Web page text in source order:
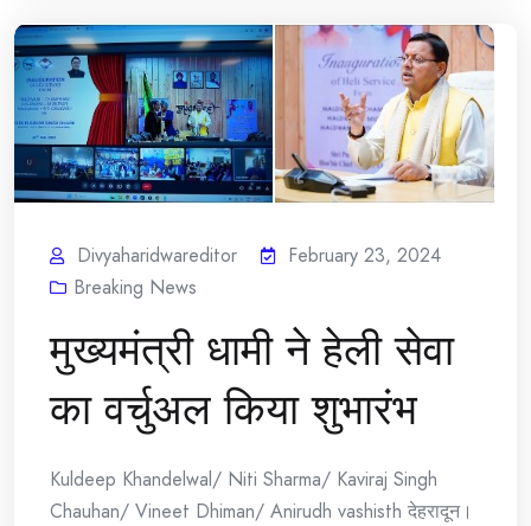
Divyaharidwareditor
February 23, 2024
Breaking News
मुख्यमंत्री धामी ने हेली सेवा
का वर्चुअल किया शुभारंभ
Kuldeep Khandelwal/ Niti Sharma/ Kaviraj Singh
Chauhan/ Vineet Dhiman/ Anirudh vashisth देहरादून।